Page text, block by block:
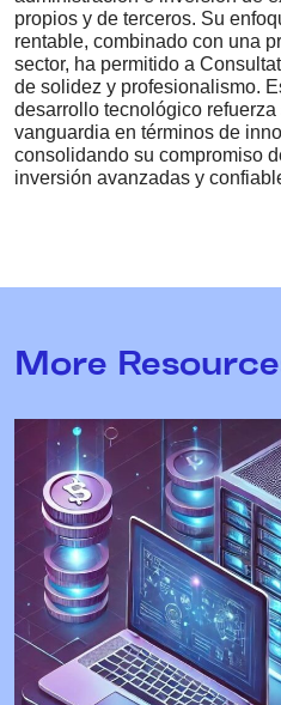
propios y de terceros. Su
rentable, combinado con una
sector, ha permitido a
de solidez y profesionalismo.
desarrollo tecnológico
vanguardia en términos de
consolidando su compromiso
inversión avanzadas y
More